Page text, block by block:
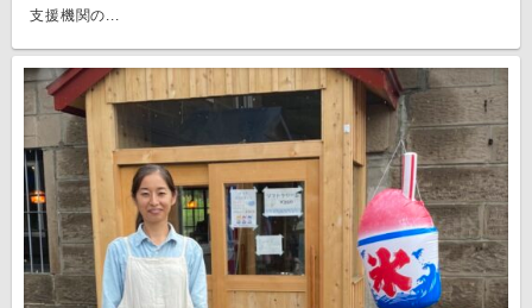
支援機関の...